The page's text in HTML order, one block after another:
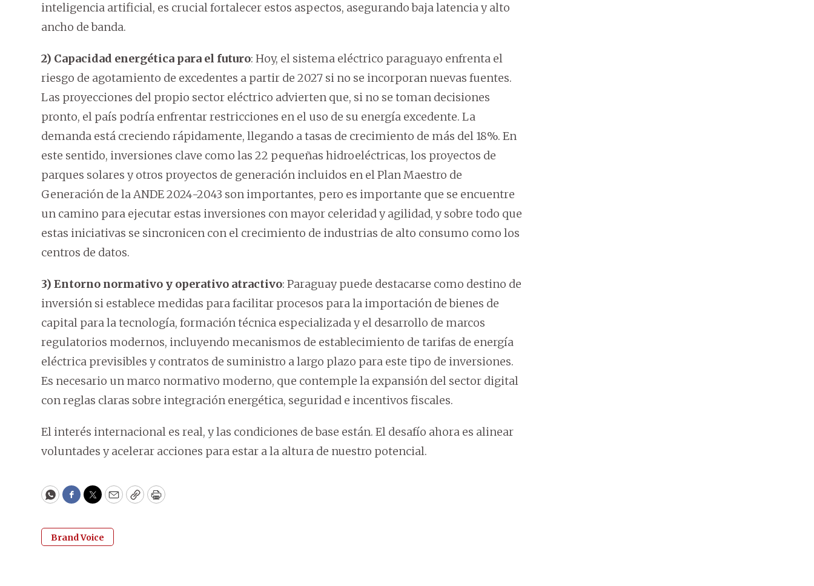
inteligencia artificial, es crucial fortalecer estos aspectos, asegurando baja latencia y alto
ancho de banda.
2) Capacidad energética para el futuro: Hoy, el sistema eléctrico paraguayo enfrenta el
riesgo de agotamiento de excedentes a partir de 2027 si no se incorporan nuevas fuentes.
Las proyecciones del propio sector eléctrico advierten que, si no se toman decisiones
pronto, el país podría enfrentar restricciones en el uso de su energía excedente. La
demanda está creciendo rápidamente, llegando a tasas de crecimiento de más del 18%. En
este sentido, inversiones clave como las 22 pequeñas hidroeléctricas, los proyectos de
parques solares y otros proyectos de generación incluidos en el Plan Maestro de
Generación de la ANDE 2024-2043 son importantes, pero es importante que se encuentre
un camino para ejecutar estas inversiones con mayor celeridad y agilidad, y sobre todo que
estas iniciativas se sincronicen con el crecimiento de industrias de alto consumo como los
centros de datos.
3) Entorno normativo y operativo atractivo: Paraguay puede destacarse como destino de
inversión si establece medidas para facilitar procesos para la importación de bienes de
capital para la tecnología, formación técnica especializada y el desarrollo de marcos
regulatorios modernos, incluyendo mecanismos de establecimiento de tarifas de energía
eléctrica previsibles y contratos de suministro a largo plazo para este tipo de inversiones.
Es necesario un marco normativo moderno, que contemple la expansión del sector digital
con reglas claras sobre integración energética, seguridad e incentivos fiscales.
El interés internacional es real, y las condiciones de base están. El desafío ahora es alinear
voluntades y acelerar acciones para estar a la altura de nuestro potencial.
WhatsApp
Facebook
Twitter
EmailCopyPrint
Brand Voice